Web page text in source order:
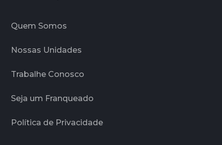
Quem Somos
Nossas Unidades
Trabalhe Conosco
Seja um Franqueado
Política de Privacidade